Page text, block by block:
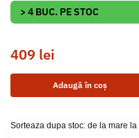
> 4 BUC. PE STOC
409 lei
Adaugă în coș